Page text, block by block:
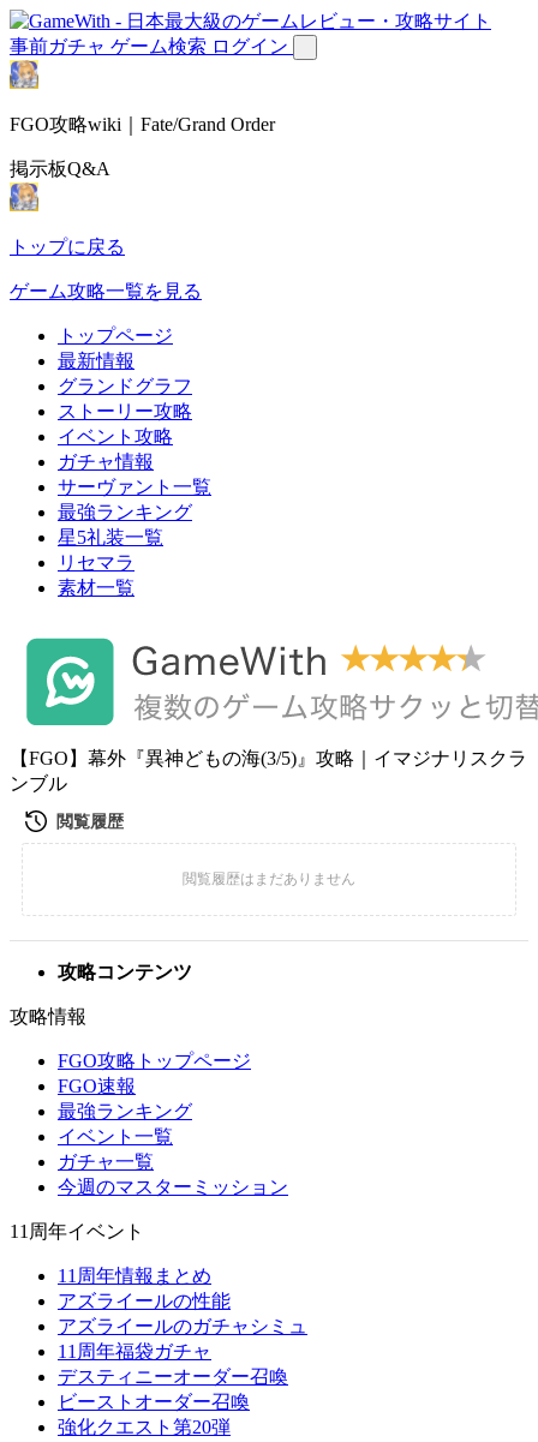
事前ガチャ ゲーム検索 ログイン
FGO攻略wiki｜Fate/Grand Order
掲示板Q&A
トップに戻る
ゲーム攻略一覧を見る
トップページ
最新情報
グランドグラフ
ストーリー攻略
イベント攻略
ガチャ情報
サーヴァント一覧
最強ランキング
星5礼装一覧
リセマラ
素材一覧
【FGO】幕外『異神どもの海(3/5)』攻略｜イマジナリスクラ
ンブル
攻略コンテンツ
攻略情報
FGO攻略トップページ
FGO速報
最強ランキング
イベント一覧
ガチャ一覧
今週のマスターミッション
11周年イベント
11周年情報まとめ
アズライールの性能
アズライールのガチャシミュ
11周年福袋ガチャ
デスティニーオーダー召喚
ビーストオーダー召喚
強化クエスト第20弾